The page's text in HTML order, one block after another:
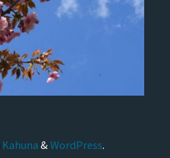
Kahuna & WordPress.